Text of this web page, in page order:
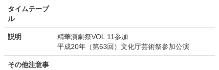
タイムテーブ
ル
説明
精華演劇祭VOL.11参加
平成20年（第63回）文化庁芸術祭参加公演
その他注意事